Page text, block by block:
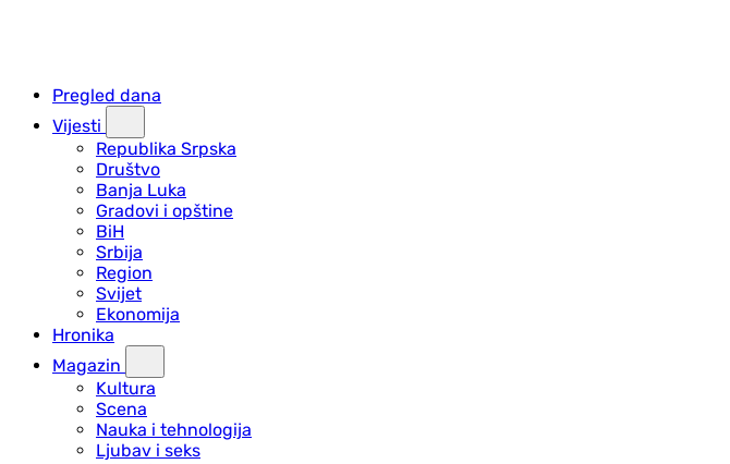
Pregled dana
Vijesti
Republika Srpska
Društvo
Banja Luka
Gradovi i opštine
BiH
Srbija
Region
Svijet
Ekonomija
Hronika
Magazin
Kultura
Scena
Nauka i tehnologija
Ljubav i seks